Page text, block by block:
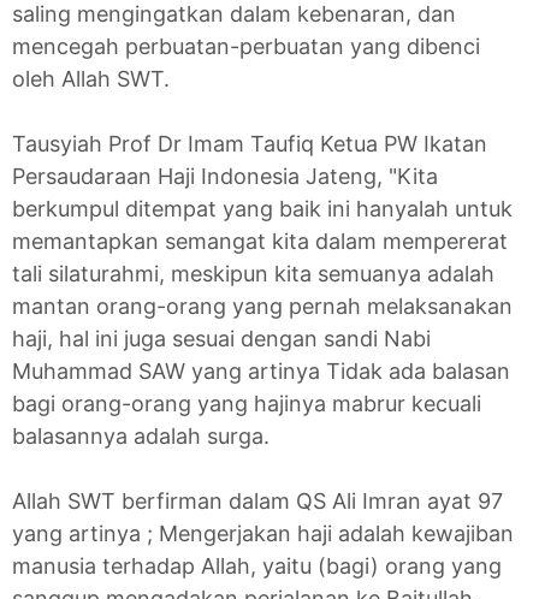
saling mengingatkan dalam kebenaran, dan
mencegah perbuatan-perbuatan yang dibenci
oleh Allah SWT.
Tausyiah Prof Dr Imam Taufiq Ketua PW Ikatan
Persaudaraan Haji Indonesia Jateng, "Kita
berkumpul ditempat yang baik ini hanyalah untuk
memantapkan semangat kita dalam mempererat
tali silaturahmi, meskipun kita semuanya adalah
mantan orang-orang yang pernah melaksanakan
haji, hal ini juga sesuai dengan sandi Nabi
Muhammad SAW yang artinya Tidak ada balasan
bagi orang-orang yang hajinya mabrur kecuali
balasannya adalah surga.
Allah SWT berfirman dalam QS Ali Imran ayat 97
yang artinya ; Mengerjakan haji adalah kewajiban
manusia terhadap Allah, yaitu (bagi) orang yang